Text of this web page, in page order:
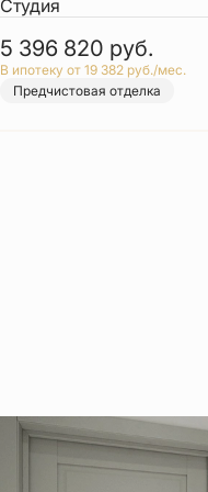
Студия
5 396 820 руб.
В ипотеку от 19 382 руб./мес.
Предчистовая отделка